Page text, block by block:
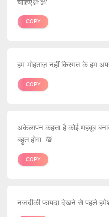
COPY
हम मोहताज़ नहीं किस्मत के हम
COPY
अकेलापन कहता है कोई महबूब
बहुत होगा..💯
COPY
नजदीकी फायदा देखने से पहले